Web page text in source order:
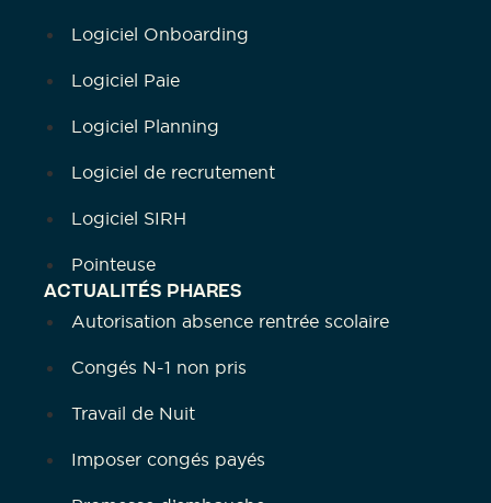
Logiciel Onboarding
Logiciel Paie
Logiciel Planning
Logiciel de recrutement
Logiciel SIRH
Pointeuse
ACTUALITÉS PHARES
Autorisation absence rentrée scolaire
Congés N-1 non pris
Travail de Nuit
Imposer congés payés